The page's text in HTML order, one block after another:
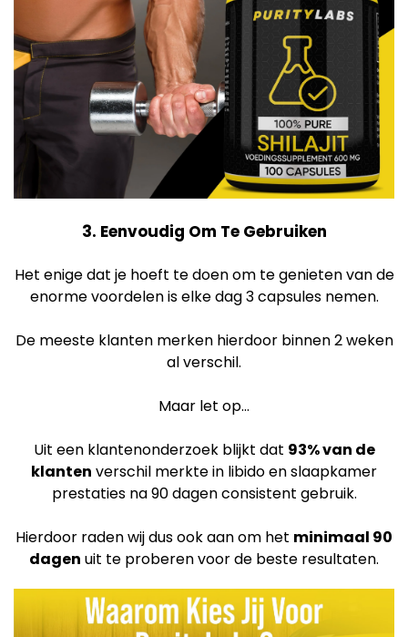
3. Eenvoudig Om Te Gebruiken
Het enige dat je hoeft te doen om te genieten van de
enorme voordelen is elke dag 3 capsules nemen.
De meeste klanten merken hierdoor binnen 2 weken
al verschil.
Maar let op...
Uit een klantenonderzoek blijkt dat 93% van de
klanten verschil merkte in libido en slaapkamer
prestaties na 90 dagen consistent gebruik.
Hierdoor raden wij dus ook aan om het minimaal 90
dagen uit te proberen voor de beste resultaten.